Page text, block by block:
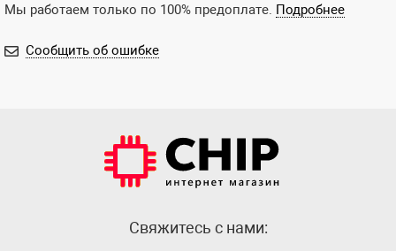
Мы работаем только по 100% предоплате. Подробнее
Сообщить об ошибке
Cвяжитесь с нами: